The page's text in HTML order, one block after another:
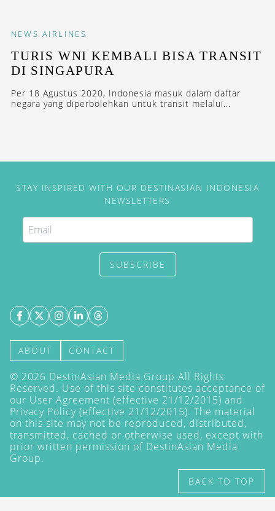
NEWS AIRLINES
TURIS WNI KEMBALI BISA TRANSIT
DI SINGAPURA
Per 18 Agustus 2020, Indonesia masuk dalam daftar
negara yang diperbolehkan untuk transit melalui...
STAY INSPIRED WITH OUR DESTINASIAN INDONESIA
NEWSLETTERS
SUBSCRIBE
ABOUT CONTACT
© 2026 DestinAsian Media Group All Rights
Reserved. Use of this site constitutes acceptance of
our User Agreement (effective 21/12/2015) and
Privacy Policy (effective 21/12/2015). The material
on this site may not be reproduced, distributed,
transmitted, cached or otherwise used, except with
prior written permission of DestinAsian Media
Group.
BACK TO TOP